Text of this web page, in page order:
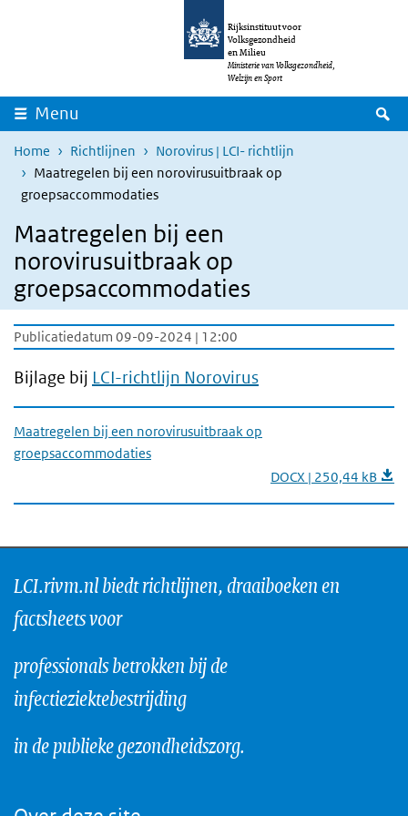
Overslaan en naar de inhoud gaan
Rijksinstituut voor
Volksgezondheid
en Milieu
Ministerie van Volksgezondheid,
Welzijn en Sport
Menu
Home Richtlijnen
Norovirus | LCI- richtlijn
Maatregelen bij een norovirusuitbraak op
groepsaccommodaties
Maatregelen bij een
norovirusuitbraak op
groepsaccommodaties
Publicatiedatum 09-09-2024 | 12:00
Bijlage bij LCI-richtlijn Norovirus
Maatregelen bij een norovirusuitbraak op
groepsaccommodaties
DOCX | 250,44 kB
LCI.rivm.nl biedt richtlijnen, draaiboeken en
factsheets voor
professionals betrokken bij de
infectieziektebestrijding
in de publieke gezondheidszorg.